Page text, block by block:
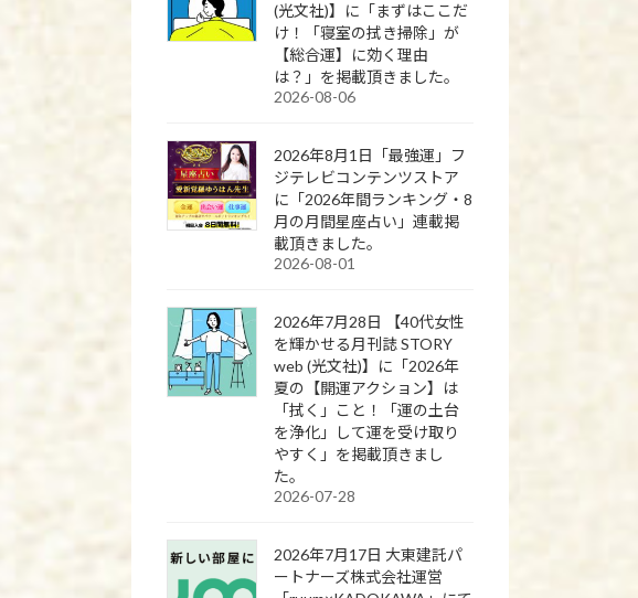
(光文社)】に「まずはここだ
け！「寝室の拭き掃除」が
【総合運】に効く理由
は？」を掲載頂きました。
2026-08-06
2026年8月1日「最強運」フ
ジテレビコンテンツストア
に「2026年間ランキング・8
月の月間星座占い」連載掲
載頂きました。
2026-08-01
2026年7月28日 【40代女性
を輝かせる月刊誌 STORY
web (光文社)】に「2026年
夏の【開運アクション】は
「拭く」こと！「運の土台
を浄化」して運を受け取り
やすく」を掲載頂きまし
た。
2026-07-28
2026年7月17日 大東建託パ
ートナーズ株式会社運営